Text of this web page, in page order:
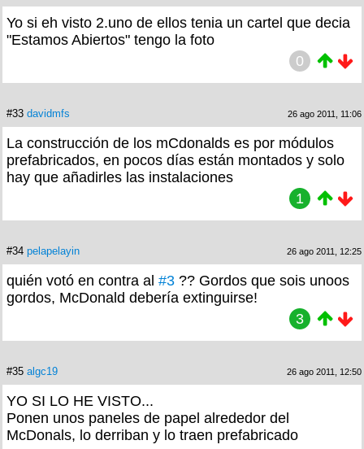
Yo si eh visto 2.uno de ellos tenia un cartel que decia
"Estamos Abiertos" tengo la foto
0
#33 davidmfs 26 ago 2011, 11:06
La construcción de los mCdonalds es por módulos
prefabricados, en pocos días están montados y solo
hay que añadirles las instalaciones
1
#34 pelapelayin 26 ago 2011, 12:25
quién votó en contra al #3 ?? Gordos que sois unoos
gordos, McDonald debería extinguirse!
3
#35 algc19 26 ago 2011, 12:50
YO SI LO HE VISTO...
Ponen unos paneles de papel alrededor del
McDonals, lo derriban y lo traen prefabricado